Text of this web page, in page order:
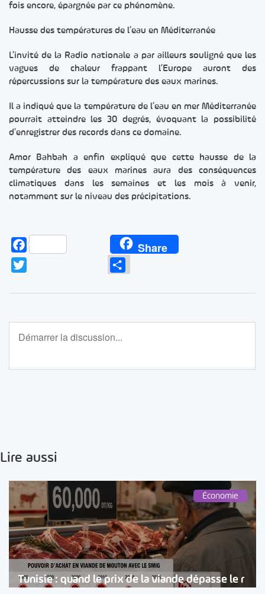
fois encore, épargnée par ce phénomène.
Hausse des températures de l’eau en Méditerranée
L’invité de la Radio nationale a par ailleurs souligné que les
vagues de chaleur frappant l’Europe auront des
répercussions sur la température des eaux marines.
Il a indiqué que la température de l’eau en mer Méditerranée
pourrait atteindre les 30 degrés, évoquant la possibilité
d’enregistrer des records dans ce domaine.
Amor Bahbah a enfin expliqué que cette hausse de la
température des eaux marines aura des conséquences
climatiques dans les semaines et les mois à venir,
notamment sur le niveau des précipitations.
Facebook Share
Partager
Lire aussi
Économie
Tunisie : quand le prix de la viande dépasse le r